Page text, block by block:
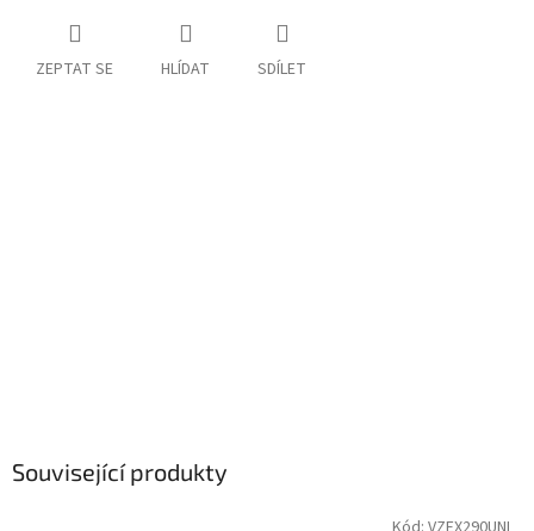
ZEPTAT SE HLÍDAT SDÍLET
Související produkty